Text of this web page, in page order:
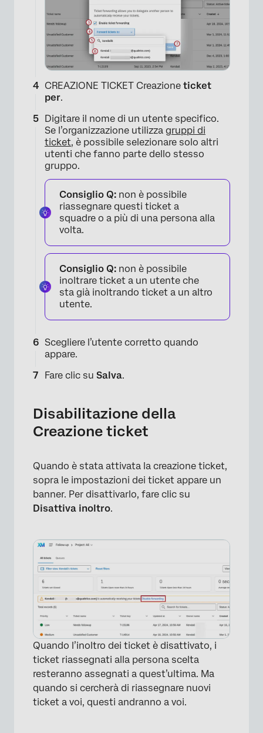
×
CREAZIONE TICKET Creazione ticket
per.
Digitare il nome di un utente specifico.
Se l’organizzazione utilizza gruppi di
ticket, è possibile selezionare solo altri
utenti che fanno parte dello stesso
gruppo.
Consiglio Q: non è possibile
riassegnare questi ticket a
squadre o a più di una persona alla
volta.
Consiglio Q: non è possibile
inoltrare ticket a un utente che
sta già inoltrando ticket a un altro
utente.
Scegliere l’utente corretto quando
appare.
Fare clic su Salva.
Disabilitazione della
Creazione ticket
Quando è stata attivata la creazione ticket,
sopra le impostazioni dei ticket appare un
banner. Per disattivarlo, fare clic su
Disattiva inoltro.
Quando l’inoltro dei ticket è disattivato, i
ticket riassegnati alla persona scelta
resteranno assegnati a quest’ultima. Ma
quando si cercherà di riassegnare nuovi
ticket a voi, questi andranno a voi.